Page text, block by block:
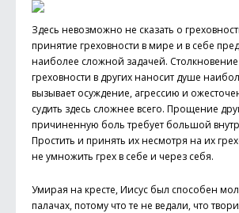
Здесь невозможно не сказать о
принятие греховности в мире и в себе
наиболее сложной задачей. Столкновение
греховности в других наносит душе
вызывает осуждение, агрессию и
судить здесь сложнее всего. Прощение
причиненную боль требует большой
Простить и принять их несмотря на их
не умножить грех в себе и через себя.
Умирая на кресте, Иисус был способен
палачах, потому что те не ведали, что